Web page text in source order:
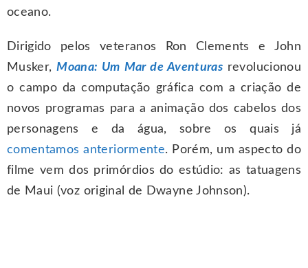
oceano.
Dirigido pelos veteranos Ron Clements e John
Musker,Moana: Um Mar de Aventuras revolucionou
o campo da computação gráfica com a criação de
novos programas para a animação dos cabelos dos
personagens e da água, sobre os quais já
comentamos anteriormente. Porém, um aspecto do
filme vem dos primórdios do estúdio: as tatuagens
de Maui (voz original de Dwayne Johnson).